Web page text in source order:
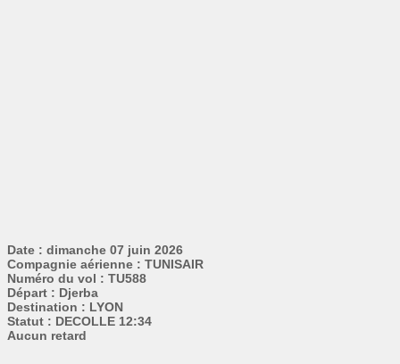
Date : dimanche 07 juin 2026
Compagnie aérienne : TUNISAIR
Numéro du vol : TU588
Départ : Djerba
Destination : LYON
Statut : DECOLLE 12:34
Aucun retard